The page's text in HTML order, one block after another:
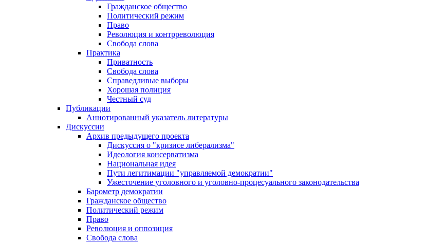
Гражданское общество
Политический режим
Право
Революция и контрреволюция
Свобода слова
Практика
Приватность
Свобода слова
Справедливые выборы
Хорошая полиция
Честный суд
Публикации
Аннотированный указатель литературы
Дискуссии
Архив предыдущего проекта
Дискуссия о "кризисе либерализма"
Идеология консерватизма
Национальная идея
Пути легитимации "управляемой демократии"
Ужесточение уголовного и уголовно-процесуального законодательства
Барометр демократии
Гражданское общество
Политический режим
Право
Революция и оппозиция
Свобода слова